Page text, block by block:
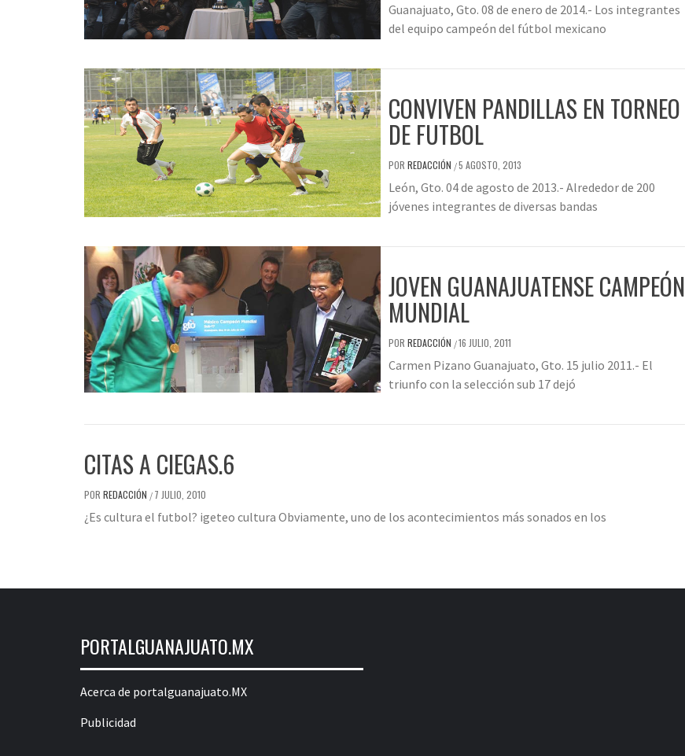
Guanajuato, Gto. 08 de enero de 2014.- Los integrantes
del equipo campeón del fútbol mexicano
CONVIVEN PANDILLAS EN TORNEO
DE FUTBOL
POR REDACCIÓN /5 AGOSTO, 2013
León, Gto. 04 de agosto de 2013.- Alrededor de 200
jóvenes integrantes de diversas bandas
JOVEN GUANAJUATENSE CAMPEÓN
MUNDIAL
POR REDACCIÓN /16 JULIO, 2011
Carmen Pizano Guanajuato, Gto. 15 julio 2011.- El
triunfo con la selección sub 17 dejó
CITAS A CIEGAS.6
POR REDACCIÓN / 7 JULIO, 2010
¿Es cultura el futbol? igeteo cultura Obviamente, uno de los acontecimientos más sonados en los
PORTALGUANAJUATO.MX
Acerca de portalguanajuato.MX
Publicidad